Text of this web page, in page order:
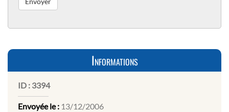
Informations
ID : 3394
Envoyée le : 13/12/2006